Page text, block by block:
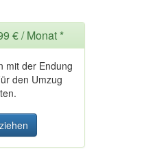
€ / Monat *
mit der Endung
den Umzug